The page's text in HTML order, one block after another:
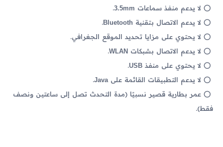
لا يدعم منفذ سماعات 3.5mm
.
لا يدعم الاتصال بتقنية Bluetooth
.
لا يحتوي على مزايا تحديد الموقع الجغرافي.
لا يدعم الاتصال بشبكات WLAN
.
لا يحتوي على منفذ USB
.
لا يدعم التطبيقات القائمة على Java
.
عمر بطارية قصير نسبيًا (مدة التحدث تصل إلى ساعتين ونصف
فقط).